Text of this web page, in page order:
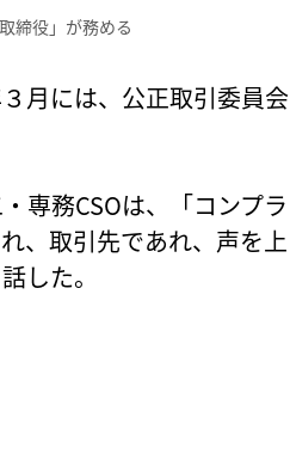
締役」が務める
月には、公正取引委員会
専務CSOは、「コンプラ
、取引先であれ、声を上
した。